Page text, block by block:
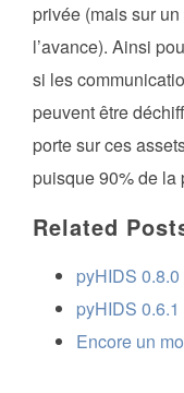
privée (mais sur
l’avance). Ainsi
si les
peuvent être
porte sur ces
puisque 90% de la
Related
pyHIDS 0.8.0
pyHIDS 0.6.1
Encore un